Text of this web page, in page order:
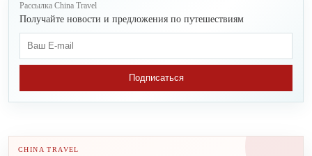
Рассылка China Travel
Получайте новости и предложения по путешествиям
Подписаться
CHINA TRAVEL